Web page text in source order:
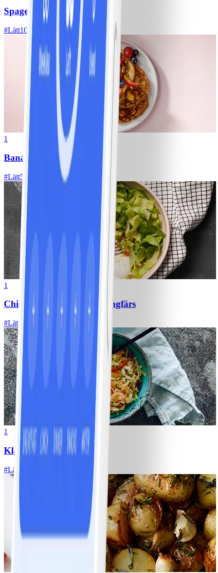
Spagetti med köttfärssås
#Lätt10 MIN
1
Bananpannkakor
#Lätt5 MIN
1
Chili con carne med kycklingfärs
#Lätt
1
Klassisk vitkålssallad
#Lätt